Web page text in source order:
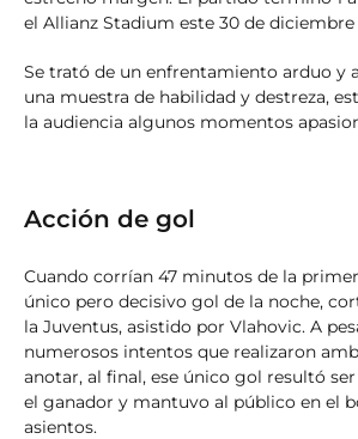
el Allianz Stadium este 30 de diciembre
Se trató de un enfrentamiento arduo y
una muestra de habilidad y destreza,
la audiencia algunos momentos
Acción de gol
Cuando corrían 47 minutos de la
único pero decisivo gol de la noche,
la Juventus, asistido por Vlahovic. A
numerosos intentos que realizaron
anotar, al final, ese único gol resultó
el ganador y mantuvo al público en el
asientos.